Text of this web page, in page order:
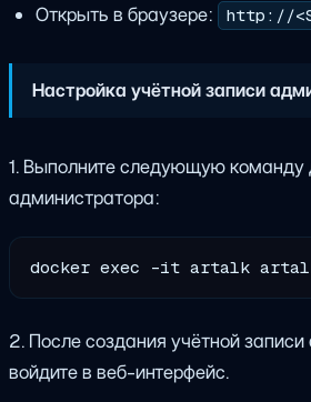
Открыть в браузере: http://
Настройка учётной записи
1. Выполните следующую команду
администратора:
2. После создания учётной
войдите в веб-интерфейс.